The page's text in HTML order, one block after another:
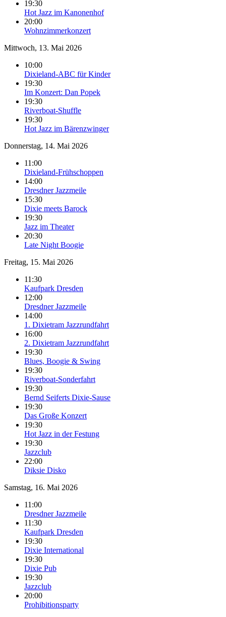
19:30
Hot Jazz im Kanonenhof
20:00
Wohnzimmerkonzert
Mittwoch, 13. Mai 2026
10:00
Dixieland-ABC für Kinder
19:30
Im Konzert: Dan Popek
19:30
Riverboat-Shuffle
19:30
Hot Jazz im Bärenzwinger
Donnerstag, 14. Mai 2026
11:00
Dixieland-Frühschoppen
14:00
Dresdner Jazzmeile
15:30
Dixie meets Barock
19:30
Jazz im Theater
20:30
Late Night Boogie
Freitag, 15. Mai 2026
11:30
Kaufpark Dresden
12:00
Dresdner Jazzmeile
14:00
1. Dixietram Jazzrundfahrt
16:00
2. Dixietram Jazzrundfahrt
19:30
Blues, Boogie & Swing
19:30
Riverboat-Sonderfahrt
19:30
Bernd Seiferts Dixie-Sause
19:30
Das Große Konzert
19:30
Hot Jazz in der Festung
19:30
Jazzclub
22:00
Diksie Disko
Samstag, 16. Mai 2026
11:00
Dresdner Jazzmeile
11:30
Kaufpark Dresden
19:30
Dixie International
19:30
Dixie Pub
19:30
Jazzclub
20:00
Prohibitionsparty